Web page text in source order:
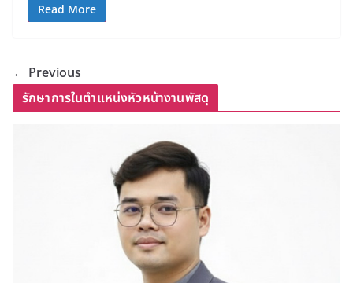
Read More
← Previous
รักษาการในตำแหน่งหัวหน้างานพัสดุ